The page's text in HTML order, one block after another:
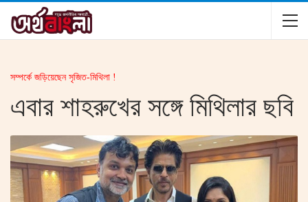
সম্পর্কে জড়িয়েছেন সৃজিত-মিথিলা !
এবার শাহরুখের সঙ্গে মিথিলার ছবি